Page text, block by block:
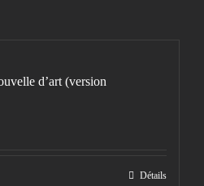
d’art (version
Détails